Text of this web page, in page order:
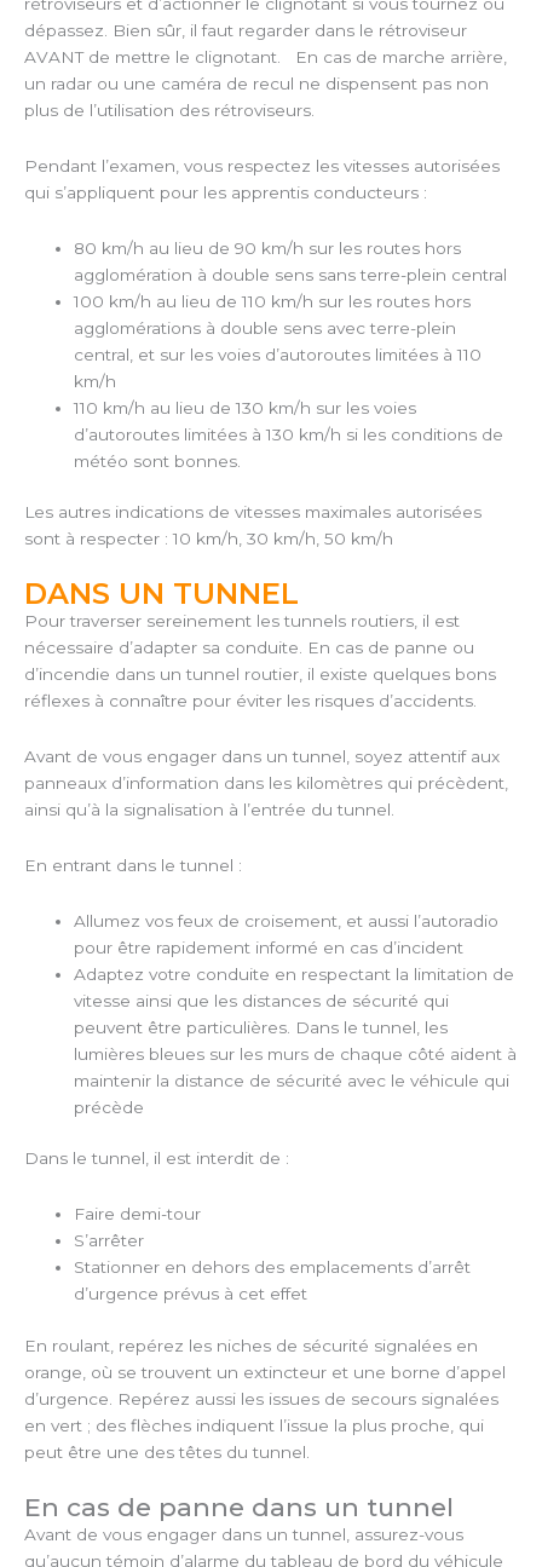
dépassez. Bien sûr, il faut regarder dans le rétroviseur
AVANT de mettre le clignotant. En cas de marche arrière,
un radar ou une caméra de recul ne dispensent pas non
plus de l’utilisation des rétroviseurs.
Pendant l’examen, vous respectez les vitesses autorisées
qui s’appliquent pour les apprentis conducteurs :
80 km/h au lieu de 90 km/h sur les routes hors
agglomération à double sens sans terre-plein central
100 km/h au lieu de 110 km/h sur les routes hors
agglomérations à double sens avec terre-plein
central, et sur les voies d’autoroutes limitées à 110
km/h
110 km/h au lieu de 130 km/h sur les voies
d’autoroutes limitées à 130 km/h si les conditions de
météo sont bonnes.
Les autres indications de vitesses maximales autorisées
sont à respecter : 10 km/h, 30 km/h, 50 km/h
DANS UN TUNNEL
Pour traverser sereinement les tunnels routiers, il est
nécessaire d’adapter sa conduite. En cas de panne ou
d’incendie dans un tunnel routier, il existe quelques bons
réflexes à connaître pour éviter les risques d’accidents.
Avant de vous engager dans un tunnel, soyez attentif aux
panneaux d’information dans les kilomètres qui précèdent,
ainsi qu’à la signalisation à l’entrée du tunnel.
En entrant dans le tunnel :
Allumez vos feux de croisement, et aussi l’autoradio
pour être rapidement informé en cas d’incident
Adaptez votre conduite en respectant la limitation de
vitesse ainsi que les distances de sécurité qui
peuvent être particulières. Dans le tunnel, les
lumières bleues sur les murs de chaque côté aident à
maintenir la distance de sécurité avec le véhicule qui
précède
Dans le tunnel, il est interdit de :
Faire demi-tour
S’arrêter
Stationner en dehors des emplacements d’arrêt
d’urgence prévus à cet effet
En roulant, repérez les niches de sécurité signalées en
orange, où se trouvent un extincteur et une borne d’appel
d’urgence. Repérez aussi les issues de secours signalées
en vert ; des flèches indiquent l’issue la plus proche, qui
peut être une des têtes du tunnel.
En cas de panne dans un tunnel
Avant de vous engager dans un tunnel, assurez-vous
qu’aucun témoin d’alarme du tableau de bord du véhicule